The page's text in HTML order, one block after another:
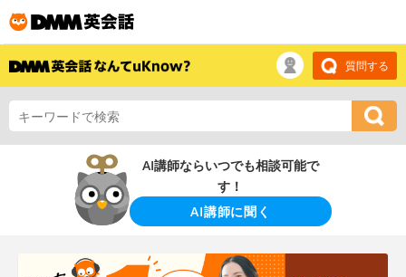
質問する
AI講師ならいつでも相談可能で
す！
AI講師に聞く